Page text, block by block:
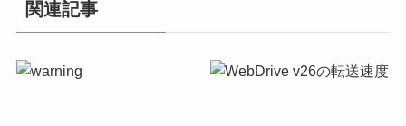
関連記事